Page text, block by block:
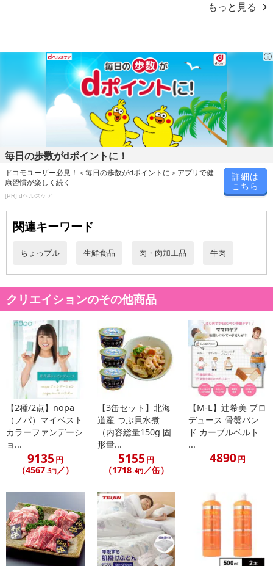
◆切落しでなく、手作業でカットした贈答レベルを簡易包装でお求
めやすくした上質仕様！
贈答にもご利用頂けるハイレベルな上質バージョンです。
百貨店などで取り扱って頂くレベルですので、ご自宅用に、贈答用
に是非、ご利用ください。
世界でも人気のブランド牛と言えば神戸ビーフ「神戸牛」！
しかも、ブランド牛の肉質ランクもA4ランク以上を確約する豪華さ!
今回、切落しでなく特別に、すき焼きや料理に適した大きさ・厚み
にカットした特別仕様！
ご自身でも家族や友人などの気の合う仲間と最高級の神戸牛で贅沢
なすき焼きや料理をお楽しみ頂けます。
肥沃な大地が育む、滋養豊富な牧草。そして清らかな水。伝統の養
牛技術がいきづく、兵庫県北部の山里、但馬。
神戸ビーフのルーツである黒毛和牛の最高血統は、この地で120年
もの間守りつづけられています。
世界の認めるブランド、神戸ビーフの濃厚な旨味と、やわらかな肉
もっと見る
毎日の歩数がdポイントに！
ドコモユーザー必見！＜毎日の歩数がdポイントに＞アプリで健
康習慣が楽しく続く
[PR] dヘルスケア
詳細は
こちら
関連キーワード
ちょっプル 生鮮食品 肉・肉加工品 牛肉
クリエイションのその他商品
【2種/2点】nopa
（ノパ）マイベスト
カラーファンデーシ
ョ...
9135 円
（4567.5円／）
【3缶セット】北海
道産 つぶ貝水煮
（内容総量150g 固
形量...
5155 円
（1718.4円／缶）
【M-L】辻希美 プロ
デュース 骨盤バン
ド カーブルベルト
...
4890円